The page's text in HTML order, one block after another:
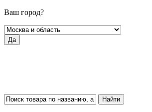
Ваш город?
Да